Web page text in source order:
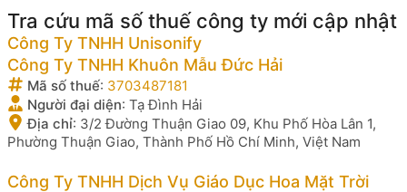
Tra cứu mã số thuế công ty mới cập nhật
Công Ty TNHH Unisonify
Công Ty TNHH Khuôn Mẫu Đức Hải
Mã số thuế: 3703487181
Người đại diện: Tạ Đình Hải
Địa chỉ: 3/2 Đường Thuận Giao 09, Khu Phố Hòa Lân 1,
Phường Thuận Giao, Thành Phố Hồ Chí Minh, Việt Nam
Công Ty TNHH Dịch Vụ Giáo Dục Hoa Mặt Trời